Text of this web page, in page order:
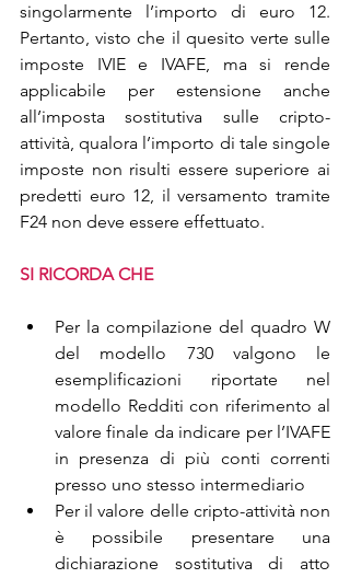
singolarmente l’importo di euro 12.
Pertanto, visto che il quesito verte sulle
imposte IVIE e IVAFE, ma si rende
applicabile per estensione anche
all’imposta sostitutiva sulle cripto-
attività, qualora l’importo di tale singole
imposte non risulti essere superiore ai
predetti euro 12, il versamento tramite
F24 non deve essere effettuato.
SI RICORDA CHE
Per la compilazione del quadro W
del modello 730 valgono le
esemplificazioni riportate nel
modello Redditi con riferimento al
valore finale da indicare per l’IVAFE
in presenza di più conti correnti
presso uno stesso intermediario
Per il valore delle cripto-attività non
è possibile presentare una
dichiarazione sostitutiva di atto